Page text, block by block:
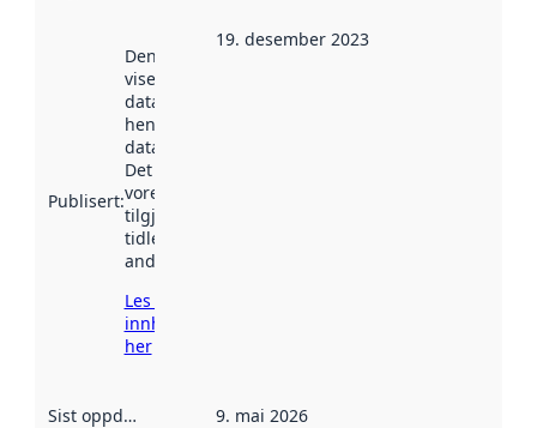
Publisert:
Denne datoen
viser når
datasettet vart
henta inn av
data.norge.no.
Det kan ha
vore
tilgjengeleg
tidlegare
andre stader.
Les meir om
innhenting
her
19. desember 2023
Sist oppdatert 9. mai 2026